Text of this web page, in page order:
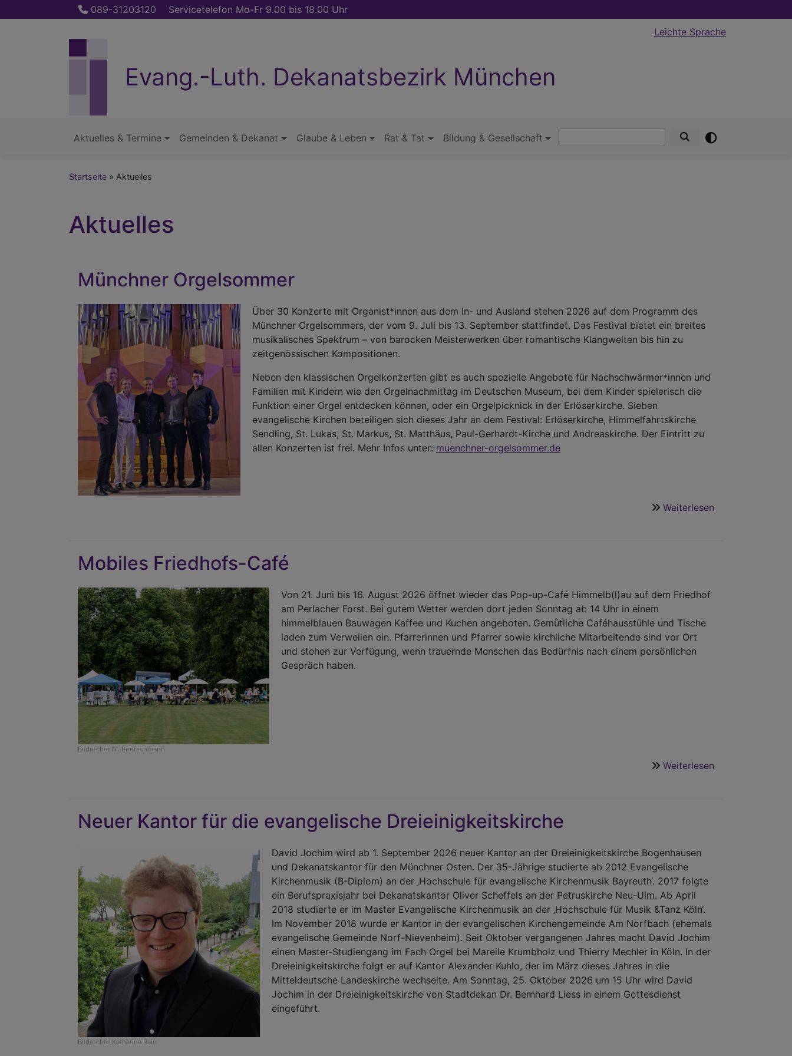
zum
089-31203120
Servicetelefon Mo-Fr 9.00 bis 18.00 Uhr
Leichte Sprache
Evang.-Luth. Dekanatsbezirk München
Hauptnavigation
Aktuelles & Termine Gemeinden & Dekanat Glaube & Leben Rat & Tat Bildung & Gesellschaft
Startseite Aktuelles
Aktuelles
Münchner Orgelsommer
Über 30 Konzerte mit Organist*innen aus dem In- und Ausland stehen 2026 auf dem Programm des
Münchner Orgelsommers, der vom 9. Juli bis 13. September stattfindet. Das Festival bietet ein breites
musikalisches Spektrum – von barocken Meisterwerken über romantische Klangwelten bis hin zu
zeitgenössischen Kompositionen.
Neben den klassischen Orgelkonzerten gibt es auch spezielle Angebote für Nachschwärmer*innen und
Familien mit Kindern wie den Orgelnachmittag im Deutschen Museum, bei dem Kinder spielerisch die
Funktion einer Orgel entdecken können, oder ein Orgelpicknick in der Erlöserkirche. Sieben
evangelische Kirchen beteiligen sich dieses Jahr an dem Festival: Erlöserkirche, Himmelfahrtskirche
Sendling, St. Lukas, St. Markus, St. Matthäus, Paul-Gerhardt-Kirche und Andreaskirche. Der Eintritt zu
allen Konzerten ist frei. Mehr Infos unter: muenchner-orgelsommer.de
Weiterlesen
Mobiles Friedhofs-Café
Bildrechte M. Boerschmann
Von 21. Juni bis 16. August 2026 öffnet wieder das Pop-up-Café Himmelb(l)au auf dem Friedhof
am Perlacher Forst. Bei gutem Wetter werden dort jeden Sonntag ab 14 Uhr in einem
himmelblauen Bauwagen Kaffee und Kuchen angeboten. Gemütliche Caféhausstühle und Tische
laden zum Verweilen ein. Pfarrerinnen und Pfarrer sowie kirchliche Mitarbeitende sind vor Ort
und stehen zur Verfügung, wenn trauernde Menschen das Bedürfnis nach einem persönlichen
Gespräch haben.
Weiterlesen
Neuer Kantor für die evangelische Dreieinigkeitskirche
Bildrechte Katharina Rain
David Jochim wird ab 1. September 2026 neuer Kantor an der Dreieinigkeitskirche Bogenhausen
und Dekanatskantor für den Münchner Osten. Der 35-Jährige studierte ab 2012 Evangelische
Kirchenmusik (B-Diplom) an der ‚Hochschule für evangelische Kirchenmusik Bayreuth‘. 2017 folgte
ein Berufspraxisjahr bei Dekanatskantor Oliver Scheffels an der Petruskirche Neu-Ulm. Ab April
2018 studierte er im Master Evangelische Kirchenmusik an der ‚Hochschule für Musik &Tanz Köln‘.
Im November 2018 wurde er Kantor in der evangelischen Kirchengemeinde Am Norfbach (ehemals
evangelische Gemeinde Norf-Nievenheim). Seit Oktober vergangenen Jahres macht David Jochim
einen Master-Studiengang im Fach Orgel bei Mareile Krumbholz und Thierry Mechler in Köln. In der
Dreieinigkeitskirche folgt er auf Kantor Alexander Kuhlo, der im März dieses Jahres in die
Mitteldeutsche Landeskirche wechselte. Am Sonntag, 25. Oktober 2026 um 15 Uhr wird David
Jochim in der Dreieinigkeitskirche von Stadtdekan Dr. Bernhard Liess in einem Gottesdienst
eingeführt.